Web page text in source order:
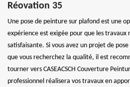
Réovation 35
Une pose de peinture sur plafond est une
expérience est exigée pour que les travaux
satisfaisante. Si vous avez un projet de
que vous recherchez la qualité, il est
tourner vers CASEACSCH Couverture
professionnel réalisera vos travaux en